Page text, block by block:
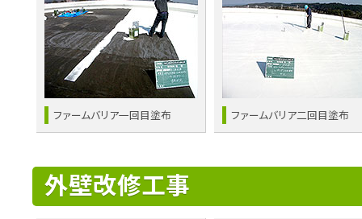
ファームバリア一回目塗布 ファームバリア二回目塗布
外壁改修工事